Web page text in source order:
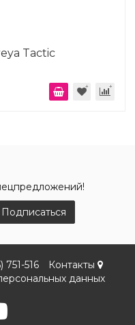
Tactic
Подписаться
751-516
Контакты
данных